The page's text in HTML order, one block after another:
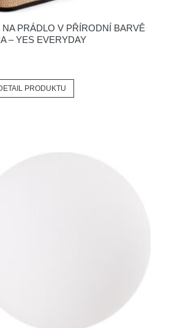
PRÁDLO V PŘÍRODNÍ BARVĚ
– YES EVERYDAY
PRODUKTU